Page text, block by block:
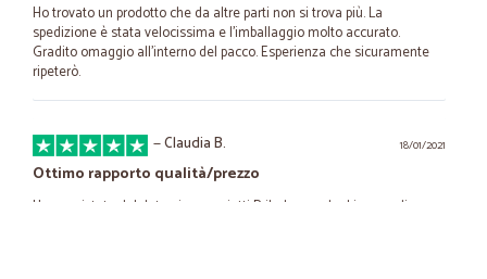
Ho trovato un prodotto che da altre parti non si trova più. La
spedizione è stata velocissima e l'imballaggio molto accurato.
Gradito omaggio all'interno del pacco. Esperienza che sicuramente
ripeterò.
18/01/2021
—Claudia B.
Ottimo rapporto qualità/prezzo
Ho acquistato del detersivo per piatti Pril, che non ha bisogno di